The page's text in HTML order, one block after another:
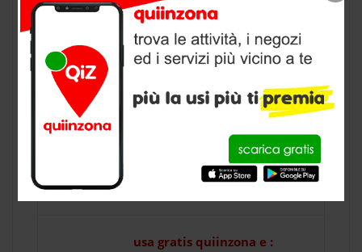
negozio animali a Gallarate,
provincia di Varese
CONTATTI
usa gratis quiinzona e :